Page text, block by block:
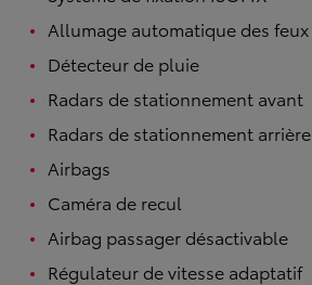
Allumage automatique des feux
Détecteur de pluie
Radars de stationnement avant
Radars de stationnement arrière
Airbags
Caméra de recul
Airbag passager désactivable
Régulateur de vitesse adaptatif